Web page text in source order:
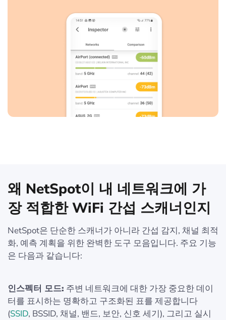
왜 NetSpot이 내 네트워크에 가
장 적합한 WiFi 간섭 스캐너인지
NetSpot은 단순한 스캐너가 아니라 간섭 감지, 채널 최적
화, 예측 계획을 위한 완벽한 도구 모음입니다. 주요 기능
은 다음과 같습니다:
인스펙터 모드: 주변 네트워크에 대한 가장 중요한 데이
터를 표시하는 명확하고 구조화된 표를 제공합니다
(SSID, BSSID, 채널, 밴드, 보안, 신호 세기), 그리고 실시